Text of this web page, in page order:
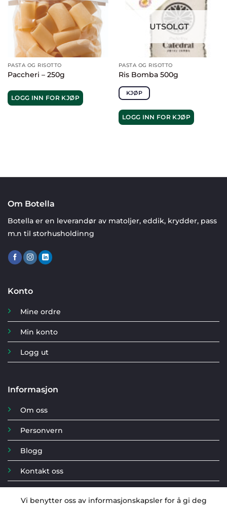
PASTA OG RISOTTO
Paccheri – 250g
LOGG INN FOR KJØP
UTSOLGT
PASTA OG RISOTTO
Ris Bomba 500g
KJØP
LOGG INN FOR KJØP
Om Botella
Botella er en leverandør av matoljer, eddik, krydder, pass
m.n til storhusholdinng
Konto
Mine ordre
Min konto
Logg ut
Informasjon
Om oss
Personvern
Blogg
Kontakt oss
Vi benytter oss av informasjonskapsler for å gi deg